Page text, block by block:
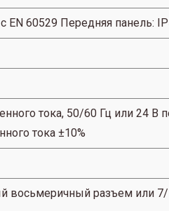
EN 60529 Передняя панель:
тока, 50/60 Гц или 24 В
тока ±10%
восьмеричный разъем или